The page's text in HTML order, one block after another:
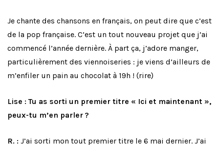
Je chante des chansons en français, on peut dire que c’est
de la pop française. C’est un tout nouveau projet que j’ai
commencé l’année dernière. À part ça, j’adore manger,
particulièrement des viennoiseries : je viens d’ailleurs de
m’enfiler un pain au chocolat à 19h ! (rire)
Lise : Tu as sorti un premier titre « Ici et maintenant »,
peux-tu m’en parler ?
R. : J’ai sorti mon tout premier titre le 6 mai dernier. J’ai